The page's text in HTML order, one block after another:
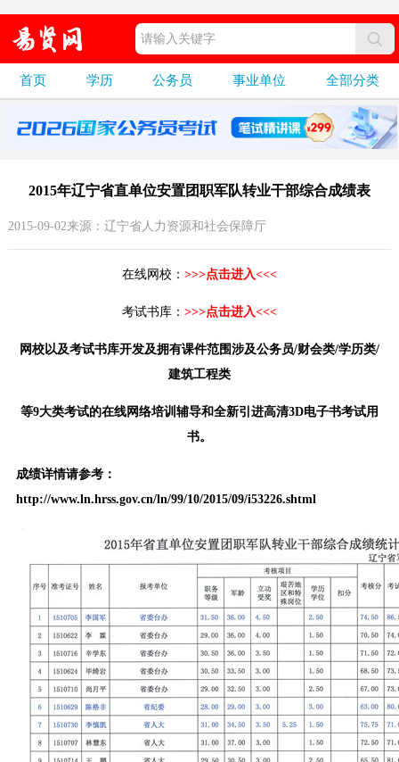
首页 学历 公务员 事业单位 全部分类
2015年辽宁省直单位安置团职军队转业干部综合成绩表
2015-09-02来源：辽宁省人力资源和社会保障厅
在线网校： >>>点击进入<<<
考试书库： >>>点击进入<<<
网校以及考试书库开发及拥有课件范围涉及公务员/财会类/学历类/
建筑工程类
等9大类考试的在线网络培训辅导和全新引进高清3D电子书考试用
书。
成绩详情请参考：
http://www.ln.hrss.gov.cn/ln/99/10/2015/09/i53226.shtml